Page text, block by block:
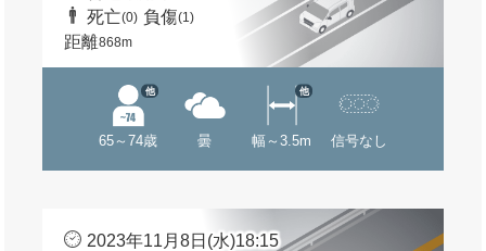
死亡(0) 負傷(1)
距離868m
65～74歳
他
曇 幅～3.5m
他
信号なし
2023年11月8日(水)18:15